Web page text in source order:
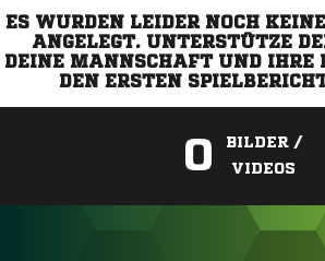
ES WURDEN LEIDER NOCH
ANGELEGT. UNTERSTÜTZE
DEINE MANNSCHAFT UND IHRE
DEN ERSTEN
0
BILDER /
VIDEOS